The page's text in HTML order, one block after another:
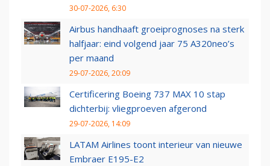
30-07-2026, 6:30
Airbus handhaaft groeiprognoses na sterk
halfjaar: eind volgend jaar 75 A320neo’s
per maand
29-07-2026, 20:09
Certificering Boeing 737 MAX 10 stap
dichterbij: vliegproeven afgerond
29-07-2026, 14:09
LATAM Airlines toont interieur van nieuwe
Embraer E195-E2